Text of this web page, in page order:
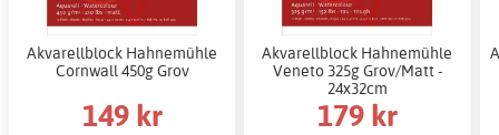
Akvarellblock Hahnemühle
Cornwall 450g Grov
149 kr
Akvarellblock Hahnemühle
Veneto 325g Grov/Matt -
24x32cm
179 kr